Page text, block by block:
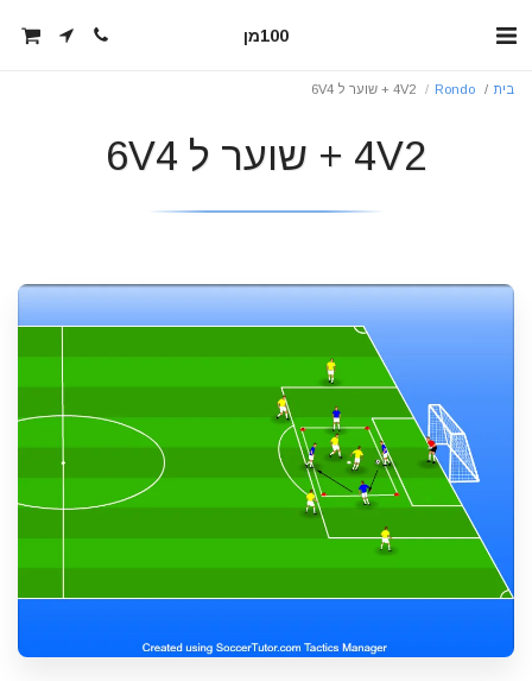
100מן
בית Rondo 4V2 + שוער ל 6V4
4V2 + שוער ל 6V4